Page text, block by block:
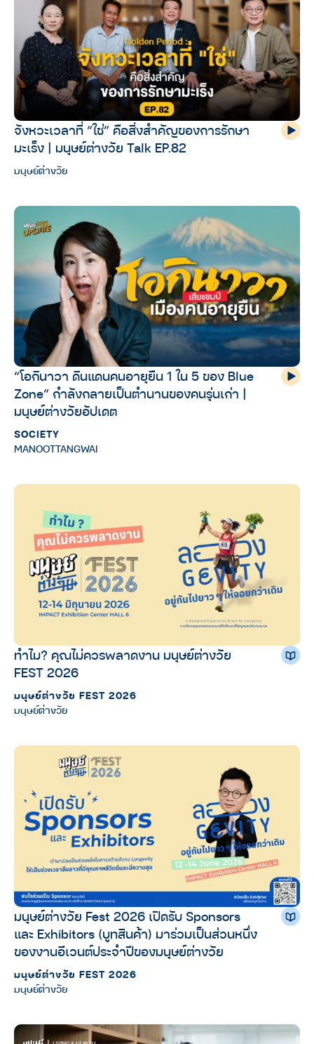
จังหวะเวลาที่ “ใช่” คือสิ่งสำคัญของการรักษา
มะเร็ง | มนุษย์ต่างวัย Talk EP.82
มนุษย์ต่างวัย
“โอกินาวา ดินแดนคนอายุยืน 1 ใน 5 ของ Blue
Zone” กำลังกลายเป็นตำนานของคนรุ่นเก่า |
มนุษย์ต่างวัยอัปเดต
SOCIETY
MANOOTTANGWAI
ทำไม? คุณไม่ควรพลาดงาน มนุษย์ต่างวัย
FEST 2026
มนุษย์ต่างวัย FEST 2026
มนุษย์ต่างวัย
มนุษย์ต่างวัย Fest 2026 เปิดรับ Sponsors
และ Exhibitors (บูทสินค้า) มาร่วมเป็นส่วนหนึ่ง
ของงานอีเวนต์ประจำปีของมนุษย์ต่างวัย
มนุษย์ต่างวัย FEST 2026
มนุษย์ต่างวัย